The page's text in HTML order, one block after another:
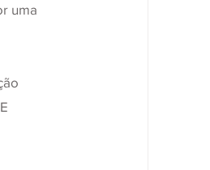
uma